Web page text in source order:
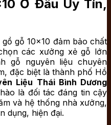
Ở Đâu Uy Tín,
gỗ 10×10 đảm bảo chất
các xưởng xẻ gỗ lớn
gỗ nguyên liệu chuyên
đặc biệt là thành phố Hồ
Liệu Thái Bình Dương
là đối tác đáng tin cậy
và hệ thống nhà xưởng,
dụng, hiện đại.